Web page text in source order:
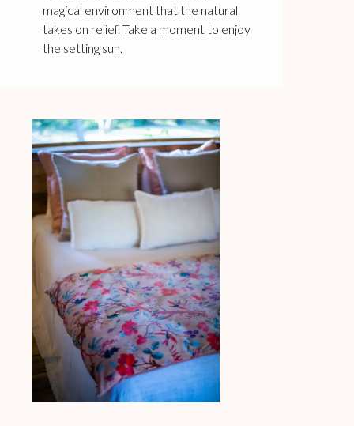
magical environment that the natural
takes on relief. Take a moment to enjoy
the setting sun.